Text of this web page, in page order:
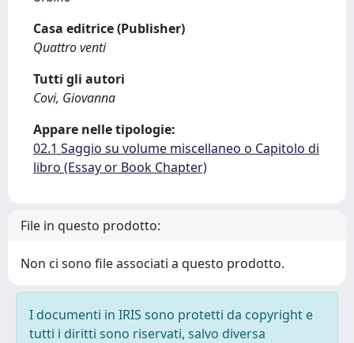
Casa editrice (Publisher)
Quattro venti
Tutti gli autori
Covi, Giovanna
Appare nelle tipologie:
02.1 Saggio su volume miscellaneo o Capitolo di
libro (Essay or Book Chapter)
File in questo prodotto:
Non ci sono file associati a questo prodotto.
I documenti in IRIS sono protetti da copyright e
tutti i diritti sono riservati, salvo diversa